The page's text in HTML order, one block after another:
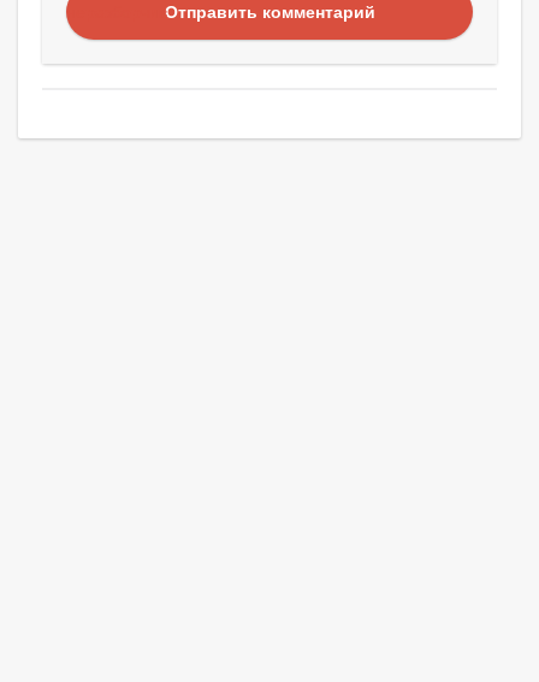
Отправить комментарий